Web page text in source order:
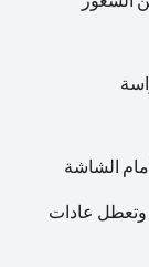
الشاشة
وتعطل عادات